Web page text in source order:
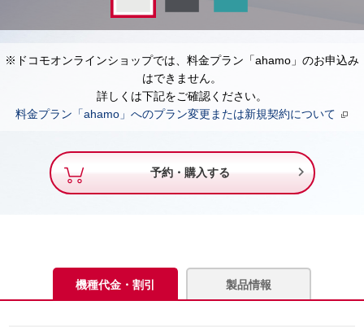
※ドコモオンラインショップでは、料金プラン「ahamo」のお申込み
はできません。
詳しくは下記をご確認ください。
料金プラン「ahamo」へのプラン変更または新規契約について
予約・購入する 
機種代金・割引 製品情報